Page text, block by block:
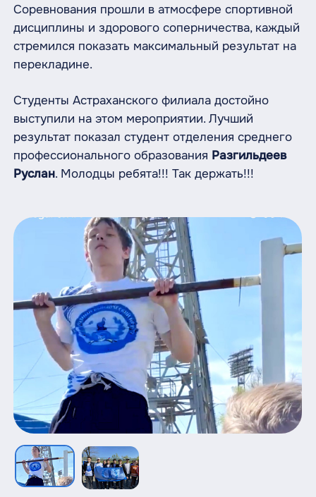
Соревнования прошли в атмосфере спортивной
дисциплины и здорового соперничества, каждый
стремился показать максимальный результат на
перекладине.
Студенты Астраханского филиала достойно
выступили на этом мероприятии. Лучший
результат показал студент отделения среднего
профессионального образования Разгильдеев
Руслан. Молодцы ребята!!! Так держать!!!